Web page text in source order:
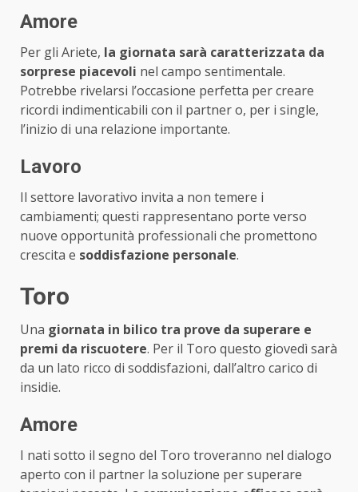
Amore
Per gli Ariete, la giornata sarà caratterizzata da
sorprese piacevoli nel campo sentimentale.
Potrebbe rivelarsi l’occasione perfetta per creare
ricordi indimenticabili con il partner o, per i single,
l’inizio di una relazione importante.
Lavoro
Il settore lavorativo invita a non temere i
cambiamenti; questi rappresentano porte verso
nuove opportunità professionali che promettono
crescita e soddisfazione personale.
Toro
Una giornata in bilico tra prove da superare e
premi da riscuotere. Per il Toro questo giovedì sarà
da un lato ricco di soddisfazioni, dall’altro carico di
insidie.
Amore
I nati sotto il segno del Toro troveranno nel dialogo
aperto con il partner la soluzione per superare